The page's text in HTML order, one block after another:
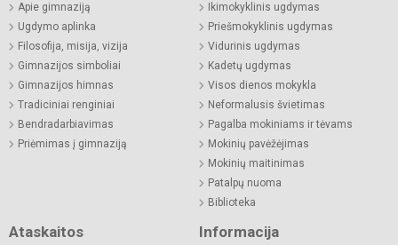
Apie gimnaziją
Ugdymo aplinka
Filosofija, misija, vizija
Gimnazijos simboliai
Gimnazijos himnas
Tradiciniai renginiai
Bendradarbiavimas
Priėmimas į gimnaziją
Ikimokyklinis ugdymas
Priešmokyklinis ugdymas
Vidurinis ugdymas
Kadetų ugdymas
Visos dienos mokykla
Neformalusis švietimas
Pagalba mokiniams ir tėvams
Mokinių pavėžėjimas
Mokinių maitinimas
Patalpų nuoma
Biblioteka
Ataskaitos Informacija